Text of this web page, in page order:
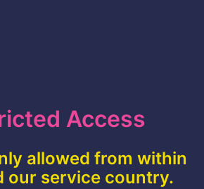
Access
allowed from within
our service country.